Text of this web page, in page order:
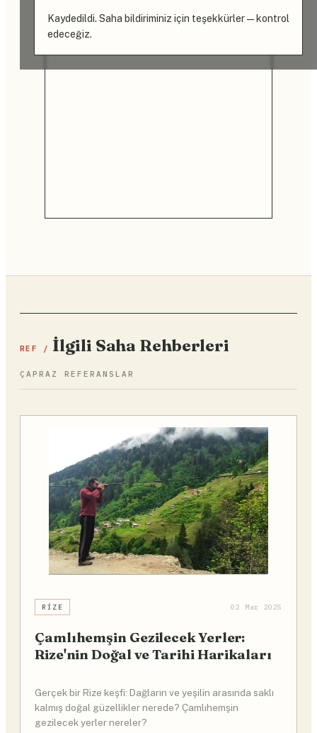
Kaydedildi. Saha bildiriminiz için teşekkürler — kontrol
edeceğiz.
REF / İlgili Saha Rehberleri
ÇAPRAZ REFERANSLAR
RIZE 02 Mar 2025
Çamlıhemşin Gezilecek Yerler:
Rize'nin Doğal ve Tarihi Harikaları
Gerçek bir Rize keşfi: Dağların ve yeşilin arasında saklı
kalmış doğal güzellikler nerede? Çamlıhemşin
gezilecek yerler nereler?